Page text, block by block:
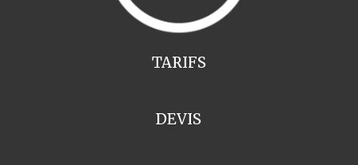
TARIFS
DEVIS